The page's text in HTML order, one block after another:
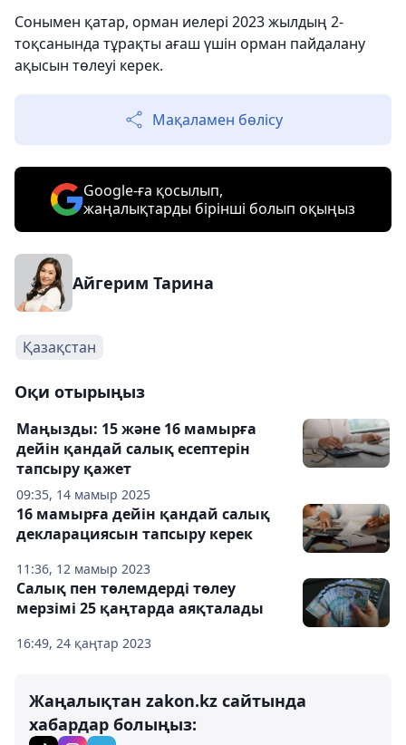
Сонымен қатар, орман иелері 2023 жылдың 2-
тоқсанында тұрақты ағаш үшін орман пайдалану
ақысын төлеуі керек.
Мақаламен бөлісу
Google-ға қосылып,
жаңалықтарды бірінші болып оқыңыз
Айгерим Тарина
Қазақстан
Оқи отырыңыз
09:35, 14 мамыр 2025
Маңызды: 15 және 16 мамырға
дейін қандай салық есептерін
тапсыру қажет
11:36, 12 мамыр 2023
16 мамырға дейін қандай салық
декларациясын тапсыру керек
16:49, 24 қаңтар 2023
Салық пен төлемдерді төлеу
мерзімі 25 қаңтарда аяқталады
Жаңалықтан zakon.kz сайтында
хабардар болыңыз: